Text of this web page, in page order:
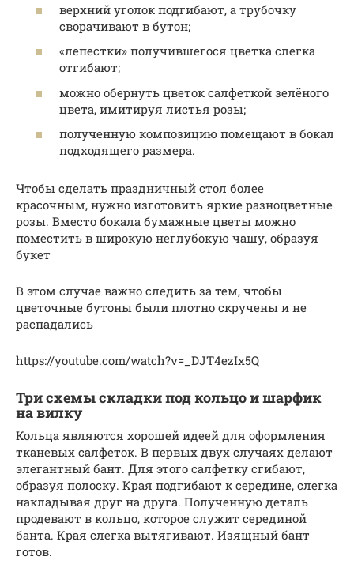
верхний уголок подгибают, а трубочку
сворачивают в бутон;
«лепестки» получившегося цветка слегка
отгибают;
можно обернуть цветок салфеткой зелёного
цвета, имитируя листья розы;
полученную композицию помещают в бокал
подходящего размера.
Чтобы сделать праздничный стол более
красочным, нужно изготовить яркие разноцветные
розы. Вместо бокала бумажные цветы можно
поместить в широкую неглубокую чашу, образуя
букет
В этом случае важно следить за тем, чтобы
цветочные бутоны были плотно скручены и не
распадались
https://youtube.com/watch?v=_DJT4ezIx5Q
Три схемы складки под кольцо и шарфик
на вилку
Кольца являются хорошей идеей для оформления
тканевых салфеток. В первых двух случаях делают
элегантный бант. Для этого салфетку сгибают,
образуя полоску. Края подгибают к середине, слегка
накладывая друг на друга. Полученную деталь
продевают в кольцо, которое служит серединой
банта. Края слегка вытягивают. Изящный бант
готов.